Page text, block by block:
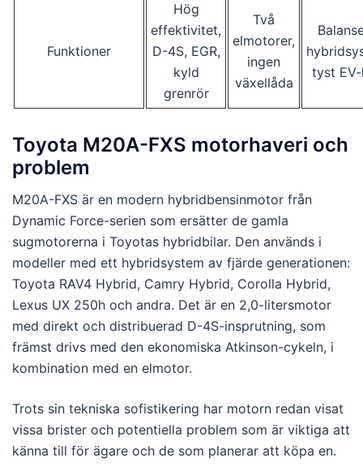
Funktioner
Hög
effektivitet,
D-4S, EGR,
kyld
grenrör
Två
elmotorer,
ingen
växellåda
tyst
Toyota M20A-FXS motorhaveri och
problem
M20A-FXS är en modern hybridbensinmotor från
Dynamic Force-serien som ersätter de gamla
sugmotorerna i Toyotas hybridbilar. Den används i
modeller med ett hybridsystem av fjärde generationen:
Toyota RAV4 Hybrid, Camry Hybrid, Corolla Hybrid,
Lexus UX 250h och andra. Det är en 2,0-litersmotor
med direkt och distribuerad D-4S-insprutning, som
främst drivs med den ekonomiska Atkinson-cykeln, i
kombination med en elmotor.
Trots sin tekniska sofistikering har motorn redan visat
vissa brister och potentiella problem som är viktiga att
känna till för ägare och de som planerar att köpa en.